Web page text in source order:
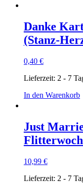
Danke
(Stanz-
0,40 €
Lieferzeit: 2 - 7
In den Warenkorb
Just
10,99 €
Lieferzeit: 2 - 7